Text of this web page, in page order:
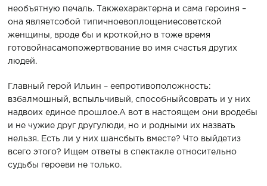
необъятную печаль. Такжехарактерна и сама героиня –
она являетсобой типичноевоплощениесоветской
женщины, вроде бы и кроткой,но в тоже время
готовойнасамопожертвование во имя счастья других
людей.
Главный герой Ильин – еепротивоположность:
взбалмошный, вспыльчивый, способныйсоврать и у них
надвоих единое прошлое.А вот в настоящем они вродебы
и не чужие друг другулюди, но и родными их назвать
нельзя. Есть ли у них шансбыть вместе? Что выйдетиз
всего этого? Ищем ответы в спектакле относительно
судьбы героеви не только.